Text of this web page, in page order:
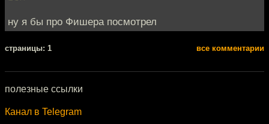
ну я бы про Фишера посмотрел
cтраницы: 1 все комментарии
полезные ссылки
Канал в Telegram